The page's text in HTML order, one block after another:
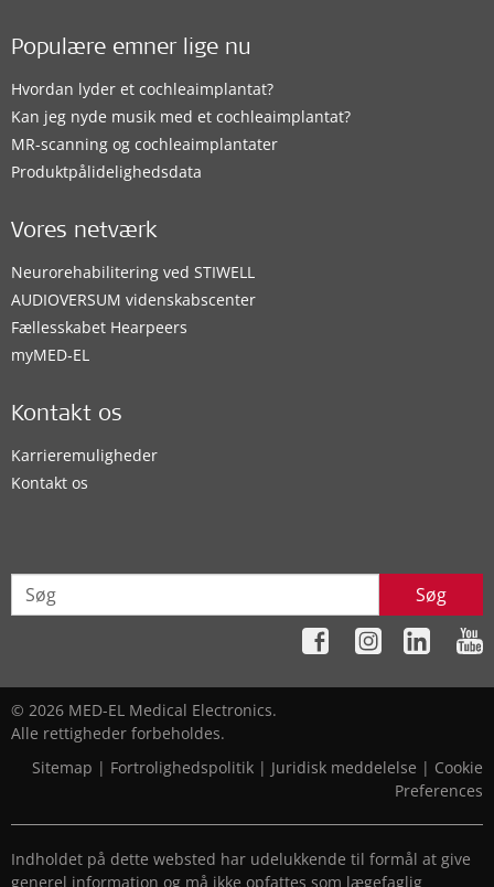
Populære emner lige nu
Hvordan lyder et cochleaimplantat?
Kan jeg nyde musik med et cochleaimplantat?
MR-scanning og cochleaimplantater
Produktpålidelighedsdata
Vores netværk
Neurorehabilitering ved STIWELL
AUDIOVERSUM videnskabscenter
Fællesskabet Hearpeers
myMED‑EL
Kontakt os
Karrieremuligheder
Kontakt os
Søg
© 2026 MED-EL Medical Electronics.
Alle rettigheder forbeholdes.
Sitemap | Fortrolighedspolitik | Juridisk meddelelse | Cookie
Preferences
Indholdet på dette websted har udelukkende til formål at give
generel information og må ikke opfattes som lægefaglig